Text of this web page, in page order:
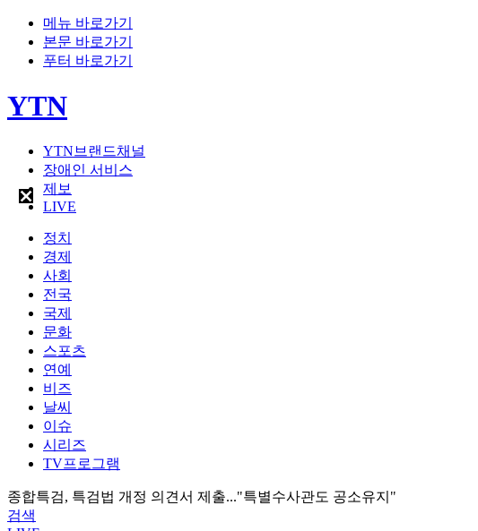
메뉴 바로가기
본문 바로가기
푸터 바로가기
YTN
YTN브랜드채널
장애인 서비스
제보
LIVE
정치
경제
사회
전국
국제
문화
스포츠
연예
비즈
날씨
이슈
시리즈
TV프로그램
종합특검, 특검법 개정 의견서 제출..."특별수사관도 공소유지"
검색